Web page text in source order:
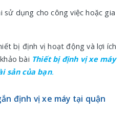
sử dụng cho công việc hoặc gia
bị định vị hoạt động và lợi ích
bài Thiết bị định vị xe máy
sản của bạn.
định vị xe máy tại quận